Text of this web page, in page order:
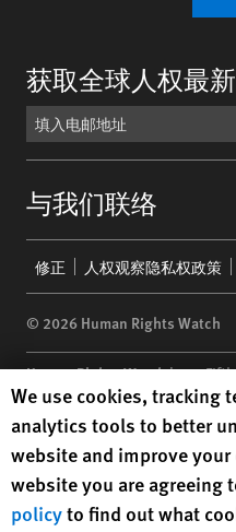
获取全球人权最
与我们联络
menu
修正 人权观察隐私权政策
© 2026 Human Rights Watch
Human Rights Watch| 350
10118-3299USA|t
Human Rights Watchis a
under EIN: 13-2875808
Human Rights Watch
We use cookies, tracking
analytics tools to better
website and improve
website you are agreeing
policyto find out what